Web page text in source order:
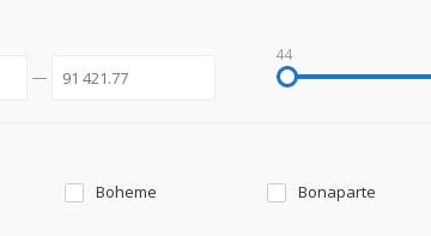
44
Boheme Bonaparte